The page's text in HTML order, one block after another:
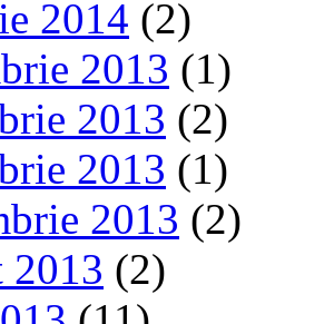
2014 (2)
2013 (1)
2013 (2)
2013 (1)
2013 (2)
2013 (2)